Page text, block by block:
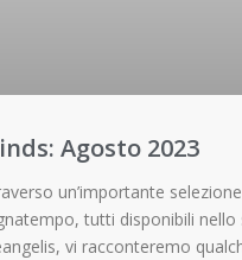
Agosto 2023
un’importante
tutti disponibili nello
vi racconteremo